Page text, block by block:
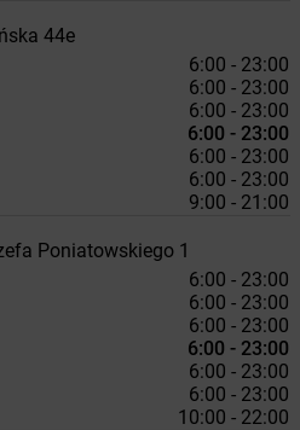
44e
6:00 - 23:00
6:00 - 23:00
6:00 - 23:00
6:00 - 23:00
6:00 - 23:00
6:00 - 23:00
9:00 - 21:00
Poniatowskiego 1
6:00 - 23:00
6:00 - 23:00
6:00 - 23:00
6:00 - 23:00
6:00 - 23:00
6:00 - 23:00
10:00 - 22:00